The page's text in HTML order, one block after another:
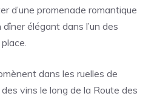
d’une promenade romantique
élégant dans l’un des
dans les ruelles de
vins le long de la Route des